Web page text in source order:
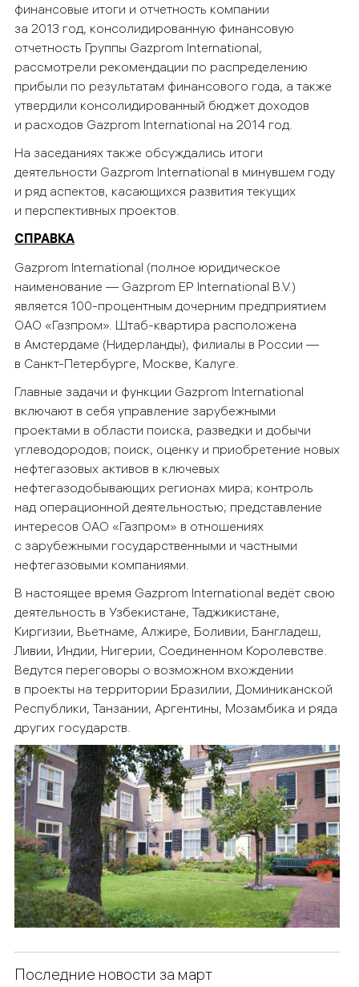
финансовые итоги и отчетность компании
за 2013 год, консолидированную финансовую
отчетность Группы Gazprom International,
рассмотрели рекомендации по распределению
прибыли по результатам финансового года, а также
утвердили консолидированный бюджет доходов
и расходов Gazprom International на 2014 год.
На заседаниях также обсуждались итоги
деятельности Gazprom International в минувшем году
и ряд аспектов, касающихся развития текущих
и перспективных проектов.
СПРАВКА
Gazprom International (полное юридическое
наименование — Gazprom EP International B.V.)
является 100-процентным дочерним предприятием
ОАО «Газпром». Штаб-квартира расположена
в Амстердаме (Нидерланды), филиалы в России —
в Санкт-Петербурге, Москве, Калуге.
Главные задачи и функции Gazprom International
включают в себя управление зарубежными
проектами в области поиска, разведки и добычи
углеводородов; поиск, оценку и приобретение новых
нефтегазовых активов в ключевых
нефтегазодобывающих регионах мира; контроль
над операционной деятельностью; представление
интересов ОАО «Газпром» в отношениях
с зарубежными государственными и частными
нефтегазовыми компаниями.
В настоящее время Gazprom International ведёт свою
деятельность в Узбекистане, Таджикистане,
Киргизии, Вьетнаме, Алжире, Боливии, Бангладеш,
Ливии, Индии, Нигерии, Соединенном Королевстве.
Ведутся переговоры о возможном вхождении
в проекты на территории Бразилии, Доминиканской
Республики, Танзании, Аргентины, Мозамбика и ряда
других государств.
Последние новости за март